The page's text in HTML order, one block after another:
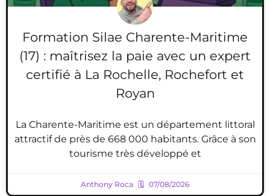
Formation Silae Charente-Maritime
(17) : maîtrisez la paie avec un expert
certifié à La Rochelle, Rochefort et
Royan
La Charente-Maritime est un département littoral
attractif de près de 668 000 habitants. Grâce à son
tourisme très développé et
Anthony Roca 07/08/2026